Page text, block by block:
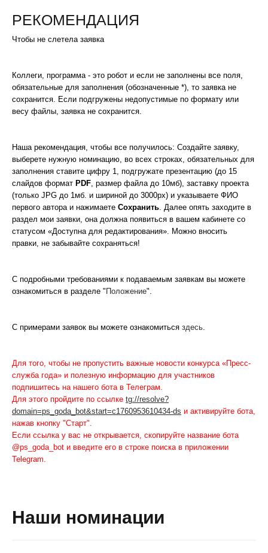
РЕКОМЕНДАЦИЯ
Чтобы не слетела заявка
Коллеги, программа - это робот и если не заполнены все поля,
обязательные для заполнения (обозначенные *), то заявка не
сохранится. Если подгружены недопустимые по формату или
весу файлы, заявка не сохранится.
Наша рекомендация, чтобы все получилось: Создайте заявку,
выберете нужную номинацию, во всех строках, обязательных для
заполнения ставите цифру 1, подгружате презентацию (до 15
слайдов формат PDF, размер файла до 10мб), заставку проекта
(только JPG до 1мб. и шириной до 3000px) и указываете ФИО
первого автора и нажимаете Сохранить. Далее опять заходите в
раздел мои заявки, она должна появиться в вашем кабинете со
статусом «Доступна для редактирования». Можно вносить
правки, не забывайте сохраняться!
С подробными требованиями к подаваемым заявкам вы можете
ознакомиться в разделе " Положение".
С примерами заявок вы можете ознакомиться здесь.
Для того, чтобы не пропустить важные новости конкурса «Пресс-
служба года» и полезную информацию для участников
подпишитесь на нашего бота в Телеграм.
Для этого пройдите по ссылке tg://resolve?
domain=ps_goda_bot&start=c1760953610434-ds и активируйте бота,
нажав кнопку "Старт".
Если ссылка у вас не открывается, скопируйте название бота
@ps_goda_bot и введите его в строке поиска в приложении
Telegram.
Наши номинации